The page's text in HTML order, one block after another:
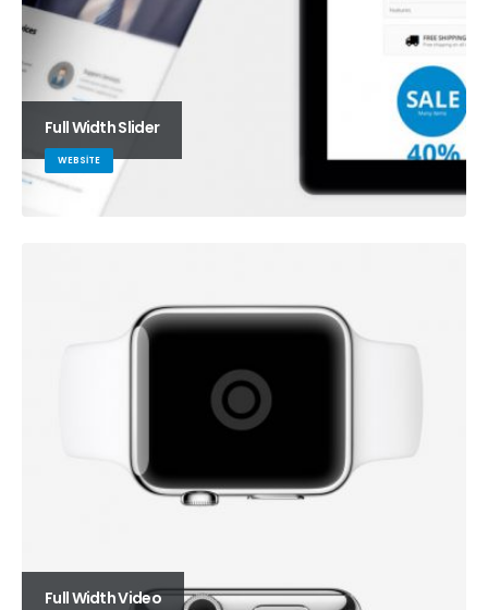
Full Width Slider
WEBSITE
Full Width Video